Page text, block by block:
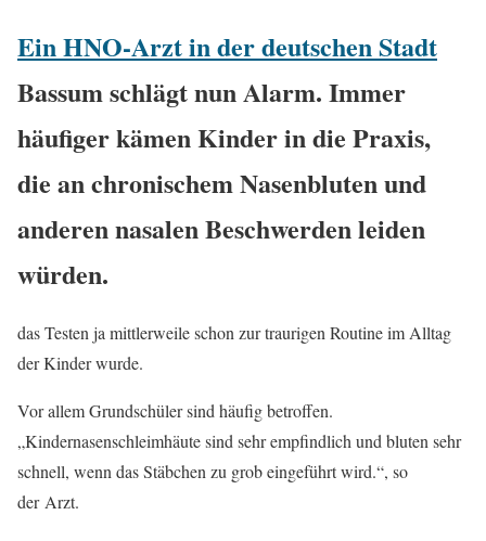
Ein HNO-Arzt in der deutschen Stadt
Bassum schlägt nun Alarm. Immer
häufiger kämen Kinder in die Praxis,
die an chronischem Nasenbluten und
anderen nasalen Beschwerden leiden
würden.
das Testen ja mittlerweile schon zur traurigen Routine im Alltag
der Kinder wurde.
Vor allem Grundschüler sind häufig betroffen.
„Kindernasenschleimhäute sind sehr empfindlich und bluten sehr
schnell, wenn das Stäbchen zu grob eingeführt wird.“, so
der Arzt.